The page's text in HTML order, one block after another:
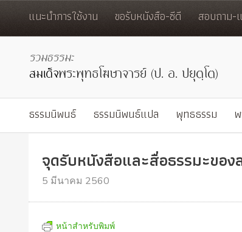
แนะนำการใช้งาน ขอรับหนังสือ-ซีดี สอบถาม-
ธรรมนิพนธ์ ธรรมนิพนธ์แปล พุทธธรรม
จุดรับหนังสือและสื่อธรรมะขอ
5 มีนาคม 2560
หน้าสำหรับพิมพ์